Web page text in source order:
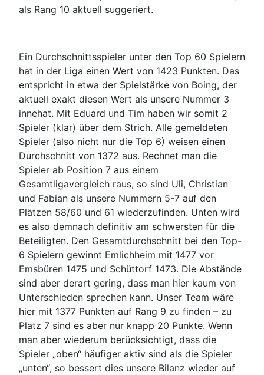
als Rang 10 aktuell suggeriert.
Ein Durchschnittsspieler unter den Top 60 Spielern
hat in der Liga einen Wert von 1423 Punkten. Das
entspricht in etwa der Spielstärke von Boing, der
aktuell exakt diesen Wert als unsere Nummer 3
innehat. Mit Eduard und Tim haben wir somit 2
Spieler (klar) über dem Strich. Alle gemeldeten
Spieler (also nicht nur die Top 6) weisen einen
Durchschnitt von 1372 aus. Rechnet man die
Spieler ab Position 7 aus einem
Gesamtligavergleich raus, so sind Uli, Christian
und Fabian als unsere Nummern 5-7 auf den
Plätzen 58/60 und 61 wiederzufinden. Unten wird
es also demnach definitiv am schwersten für die
Beteiligten. Den Gesamtdurchschnitt bei den Top-
6 Spielern gewinnt Emlichheim mit 1477 vor
Emsbüren 1475 und Schüttorf 1473. Die Abstände
sind aber derart gering, dass man hier kaum von
Unterschieden sprechen kann. Unser Team wäre
hier mit 1377 Punkten auf Rang 9 zu finden – zu
Platz 7 sind es aber nur knapp 20 Punkte. Wenn
man aber wiederum berücksichtigt, dass die
Spieler „oben“ häufiger aktiv sind als die Spieler
„unten“, so bessert dies unsere Bilanz wieder auf